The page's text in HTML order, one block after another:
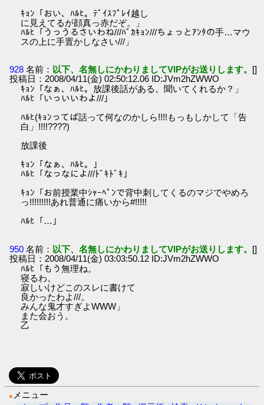
ｷｮﾝ「おい、ﾊﾙﾋ。ﾃﾞｲｽﾌﾟﾚｲ越し
に見えてるが顔真っ赤だぞ。」
ﾊﾙﾋ「うっうるさいわね///ﾊﾞｶｷｮﾝ///ちょっとｱﾝﾀの手…マウ
スの上に手置かしなさい///」
928 名前： 以下、名無しにかわりましてVIPがお送りします。 []
投稿日：2008/04/11(金) 02:50:12.06 ID:JVm2hZWWO
ｷｮﾝ「なぁ、ﾊﾙﾋ。放課後話がある。聞いてくれるか？」
ﾊﾙﾋ「いっいいわよ///」
ﾊﾙﾋ(ｷｮﾝってば話って何なのかしら!!!!もっもしかして「告
白」!!!!????)
放課後
ｷｮﾝ「なぁ、ﾊﾙﾋ。」
ﾊﾙﾋ「なっなによ///ﾄﾞｷﾄﾞｷ」
ｷｮﾝ「お前授業中ｼｬｰﾍﾟﾝで背中刺してくるのマジでやめろ
っ!!!!!!!!!あれ普通に痛いから#!!!!!
ﾊﾙﾋ「…」
950 名前： 以下、名無しにかわりましてVIPがお送りします。 []
投稿日：2008/04/11(金) 03:03:50.12 ID:JVm2hZWWO
ﾊﾙﾋ「もう無理ね。
寝るわ。
寂しいけどこのスレに書けて
良かったわよ///。
みんな鬼才すぎよWWW」
また会おう。
乙
● メニュー